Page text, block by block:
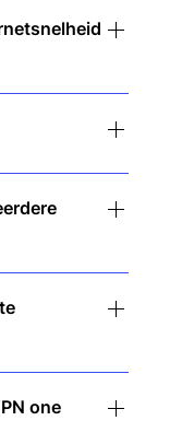
niet
zorgen
downloaden
en
en anoniem
meerdere
beschermd
landen. We
te
one